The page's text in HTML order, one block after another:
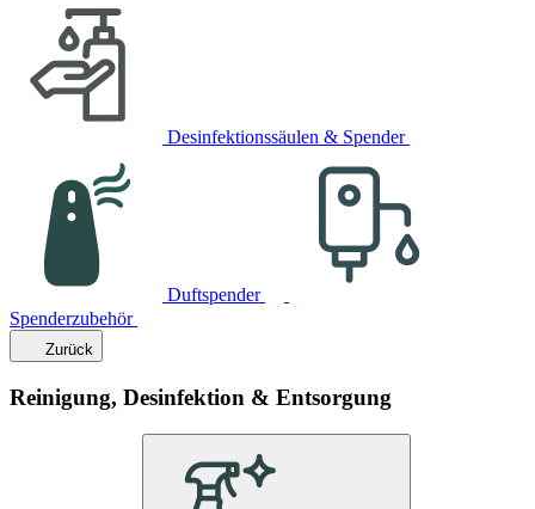
Desinfektionssäulen & Spender
Duftspender
Spenderzubehör
Zurück
Reinigung, Desinfektion & Entsorgung